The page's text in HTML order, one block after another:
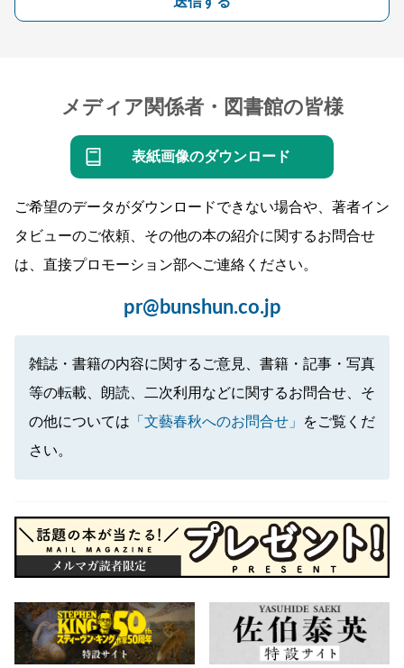
メディア関係者・図書館の皆様
表紙画像のダウンロード
ご希望のデータがダウンロードできない場合や、著者イン
タビューのご依頼、その他の本の紹介に関するお問合せ
は、直接プロモーション部へご連絡ください。
pr@bunshun.co.jp
雑誌・書籍の内容に関するご意見、書籍・記事・写真
等の転載、朗読、二次利用などに関するお問合せ、そ
の他については 「文藝春秋へのお問合せ」
をご覧くだ
さい。